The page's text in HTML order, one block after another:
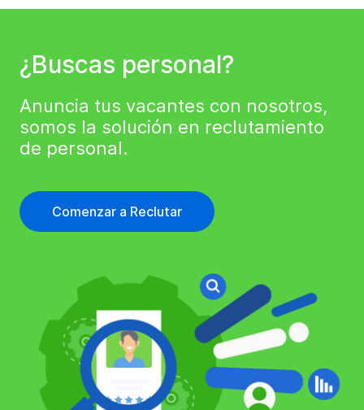
¿Buscas personal?
Anuncia tus vacantes con nosotros,
somos la solución en reclutamiento
de personal.
Comenzar a Reclutar